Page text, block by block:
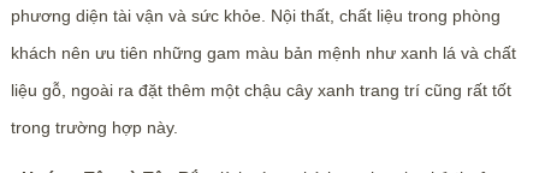
phương diện tài vận và sức khỏe. Nội thất, chất liệu trong phòng
khách nên ưu tiên những gam màu bản mệnh như xanh lá và chất
liệu gỗ, ngoài ra đặt thêm một chậu cây xanh trang trí cũng rất tốt
trong trường hợp này.